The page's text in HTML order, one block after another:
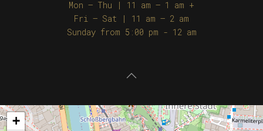
Mon – Thu | 11 am – 1 am +
Fri – Sat | 11 am – 2 am
Sunday from 5:00 pm - 12 am
+